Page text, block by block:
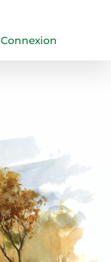
Connexion